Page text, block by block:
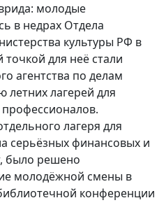
молодые
в недрах Отдела
культуры РФ в
для неё стали
агентства по делам
лагерей для
лагеря для
серьёзных финансовых и
было решено
молодёжной смены в
конференции